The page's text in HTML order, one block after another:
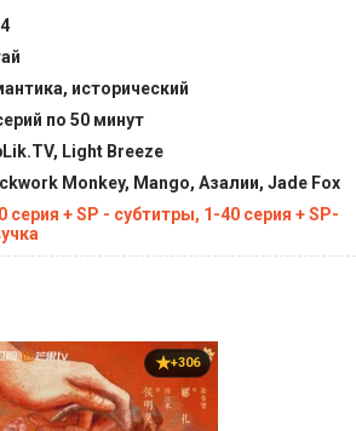
исторический
по 50 минут
Light Breeze
Monkey, Mango, Азалии, Jade Fox
серия + SP - субтитры, 1-40 серия + SP-
+306